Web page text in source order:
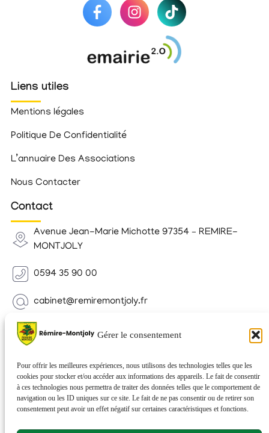
Gérer le consentement
Pour offrir les meilleures expériences, nous utilisons des technologies telles que les
cookies pour stocker et/ou accéder aux informations des appareils. Le fait de consentir
à ces technologies nous permettra de traiter des données telles que le comportement de
navigation ou les ID uniques sur ce site. Le fait de ne pas consentir ou de retirer son
consentement peut avoir un effet négatif sur certaines caractéristiques et fonctions.
Liens utiles
Mentions légales
Politique De Confidentialité
L’annuaire Des Associations
Nous Contacter
Contact
Avenue Jean-Marie Michotte 97354 – REMIRE-
MONTJOLY
0594 35 90 00
cabinet@remiremontjoly.fr
Newsletter
nouvelles de votre commune.